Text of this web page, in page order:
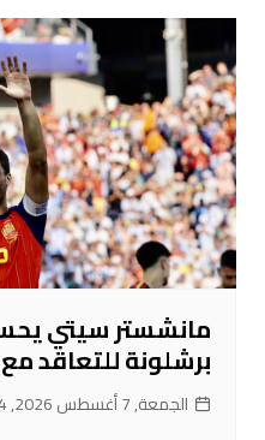
مانشستر سيتي
برشلونة للتعاقد
الجمعة, 7 أغسطس 2026, 21:54